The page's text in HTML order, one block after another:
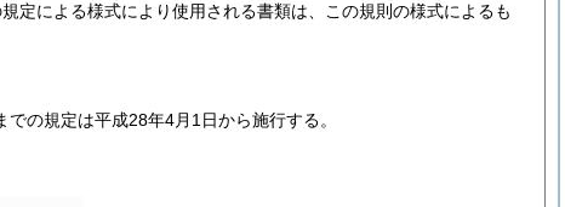
定による様式により使用される書類は、この規則の様式によるも
の規定は平成28年4月1日から施行する。